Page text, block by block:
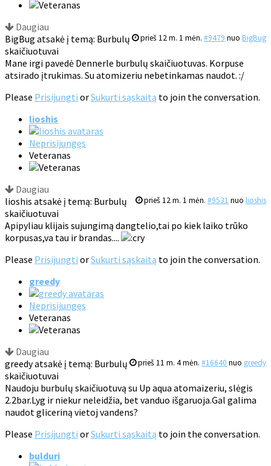
Daugiau
prieš 12 m. 1 mėn. #9479 nuo BigBug
BigBug atsakė į temą: Burbulų
skaičiuotuvai
Mane irgi pavedė Dennerle burbulų skaičiuotuvas. Korpuse
atsirado įtrukimas. Su atomizeriu nebetinkamas naudot. :/
Please Prisijungti orSukurti sąskaitą to join the conversation.
lioshis
Neprisijungęs
Veteranas
Daugiau
prieš 12 m. 1 mėn. #9531 nuo lioshis
lioshis atsakė į temą: Burbulų
skaičiuotuvai
Apipyliau klijais sujungimą dangtelio,tai po kiek laiko trūko
korpusas,va tau ir brandas....
Please Prisijungti orSukurti sąskaitą to join the conversation.
greedy
Neprisijungęs
Veteranas
Daugiau
prieš 11 m. 4 mėn. #16640 nuo greedy
greedy atsakė į temą: Burbulų
skaičiuotuvai
Naudoju burbulų skaičiuotuvą su Up aqua atomaizeriu, slėgis
2.2bar.Lyg ir niekur neleidžia, bet vanduo išgaruoja.Gal galima
naudot gliceriną vietoj vandens?
Please Prisijungti orSukurti sąskaitą to join the conversation.
bulduri